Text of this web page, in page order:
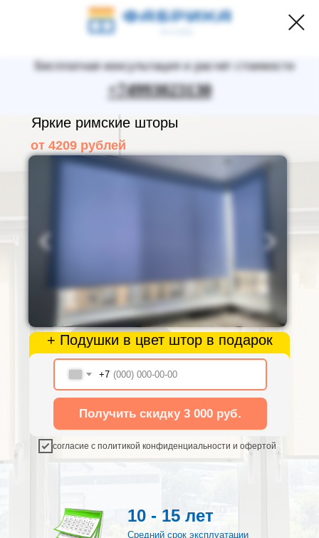
Бесплатная консультация и расчет стоимости
+74993023130
Яркие римские шторы
от 4209 рублей
10 - 15 лет
Средний срок эксплуатации
+ Подушки в цвет штор в подарок
согласие с политикой конфиденциальности и офертой
+7
Получить скидку 3 000 руб.